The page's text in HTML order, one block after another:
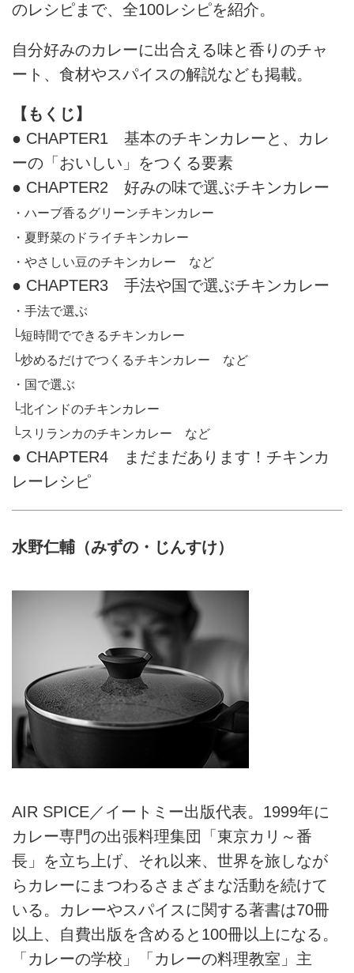
のレシピまで、全100レシピを紹介。
自分好みのカレーに出合える味と香りのチャ
ート、食材やスパイスの解説なども掲載。
【もくじ】
● CHAPTER1 基本のチキンカレーと、カレ
ーの「おいしい」をつくる要素
● CHAPTER2 好みの味で選ぶチキンカレー
・ハーブ香るグリーンチキンカレー
・夏野菜のドライチキンカレー
・やさしい豆のチキンカレー など
● CHAPTER3 手法や国で選ぶチキンカレー
・手法で選ぶ
└短時間でできるチキンカレー
└炒めるだけでつくるチキンカレー など
・国で選ぶ
└北インドのチキンカレー
└スリランカのチキンカレー など
● CHAPTER4 まだまだあります！チキンカ
レーレシピ
水野仁輔（みずの・じんすけ）
AIR SPICE／イートミー出版代表。1999年に
カレー専門の出張料理集団「東京カリ～番
長」を立ち上げ、それ以来、世界を旅しなが
らカレーにまつわるさまざまな活動を続けて
いる。カレーやスパイスに関する著書は70冊
以上、自費出版を含めると100冊以上になる。
「カレーの学校」「カレーの料理教室」主